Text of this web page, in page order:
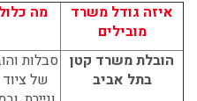
איזה גודל משרד
מובילים
מה
הובלת משרד קטן
בתל אביב
סבלות
של